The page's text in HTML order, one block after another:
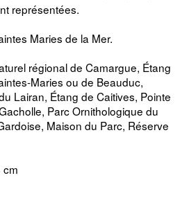
représentées.
Maries de la Mer.
régional de Camargue, Étang
Maries ou de Beauduc,
Lairan, Étang de Caitives, Pointe
Parc Ornithologique du
Maison du Parc, Réserve
cm